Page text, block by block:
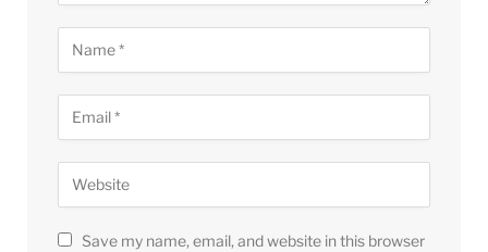
Save my name, email, and website in this browser